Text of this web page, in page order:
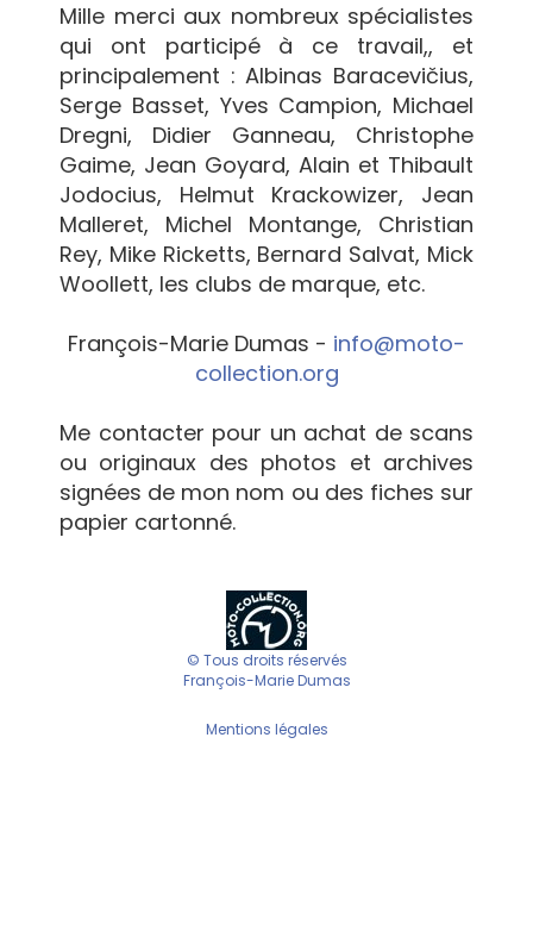
Mille merci aux nombreux spécialistes
qui ont participé à ce travail,, et
principalement : Albinas Baracevičius,
Serge Basset, Yves Campion, Michael
Dregni, Didier Ganneau, Christophe
Gaime, Jean Goyard, Alain et Thibault
Jodocius, Helmut Krackowizer, Jean
Malleret, Michel Montange, Christian
Rey, Mike Ricketts, Bernard Salvat, Mick
Woollett, les clubs de marque, etc.
François-Marie Dumas - info@moto-
collection.org
Me contacter pour un achat de scans
ou originaux des photos et archives
signées de mon nom ou des fiches sur
papier cartonné.
© Tous droits réservés
François-Marie Dumas
Mentions légales